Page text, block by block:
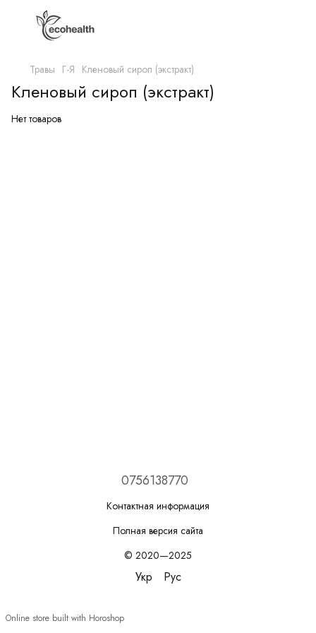
Травы Г-Я Кленовый сироп (экстракт)
Кленовый сироп (экстракт)
Нет товаров
0756138770
Контактная информация
Полная версия сайта
© 2020—2025
Укр Рус
Online store built with Horoshop